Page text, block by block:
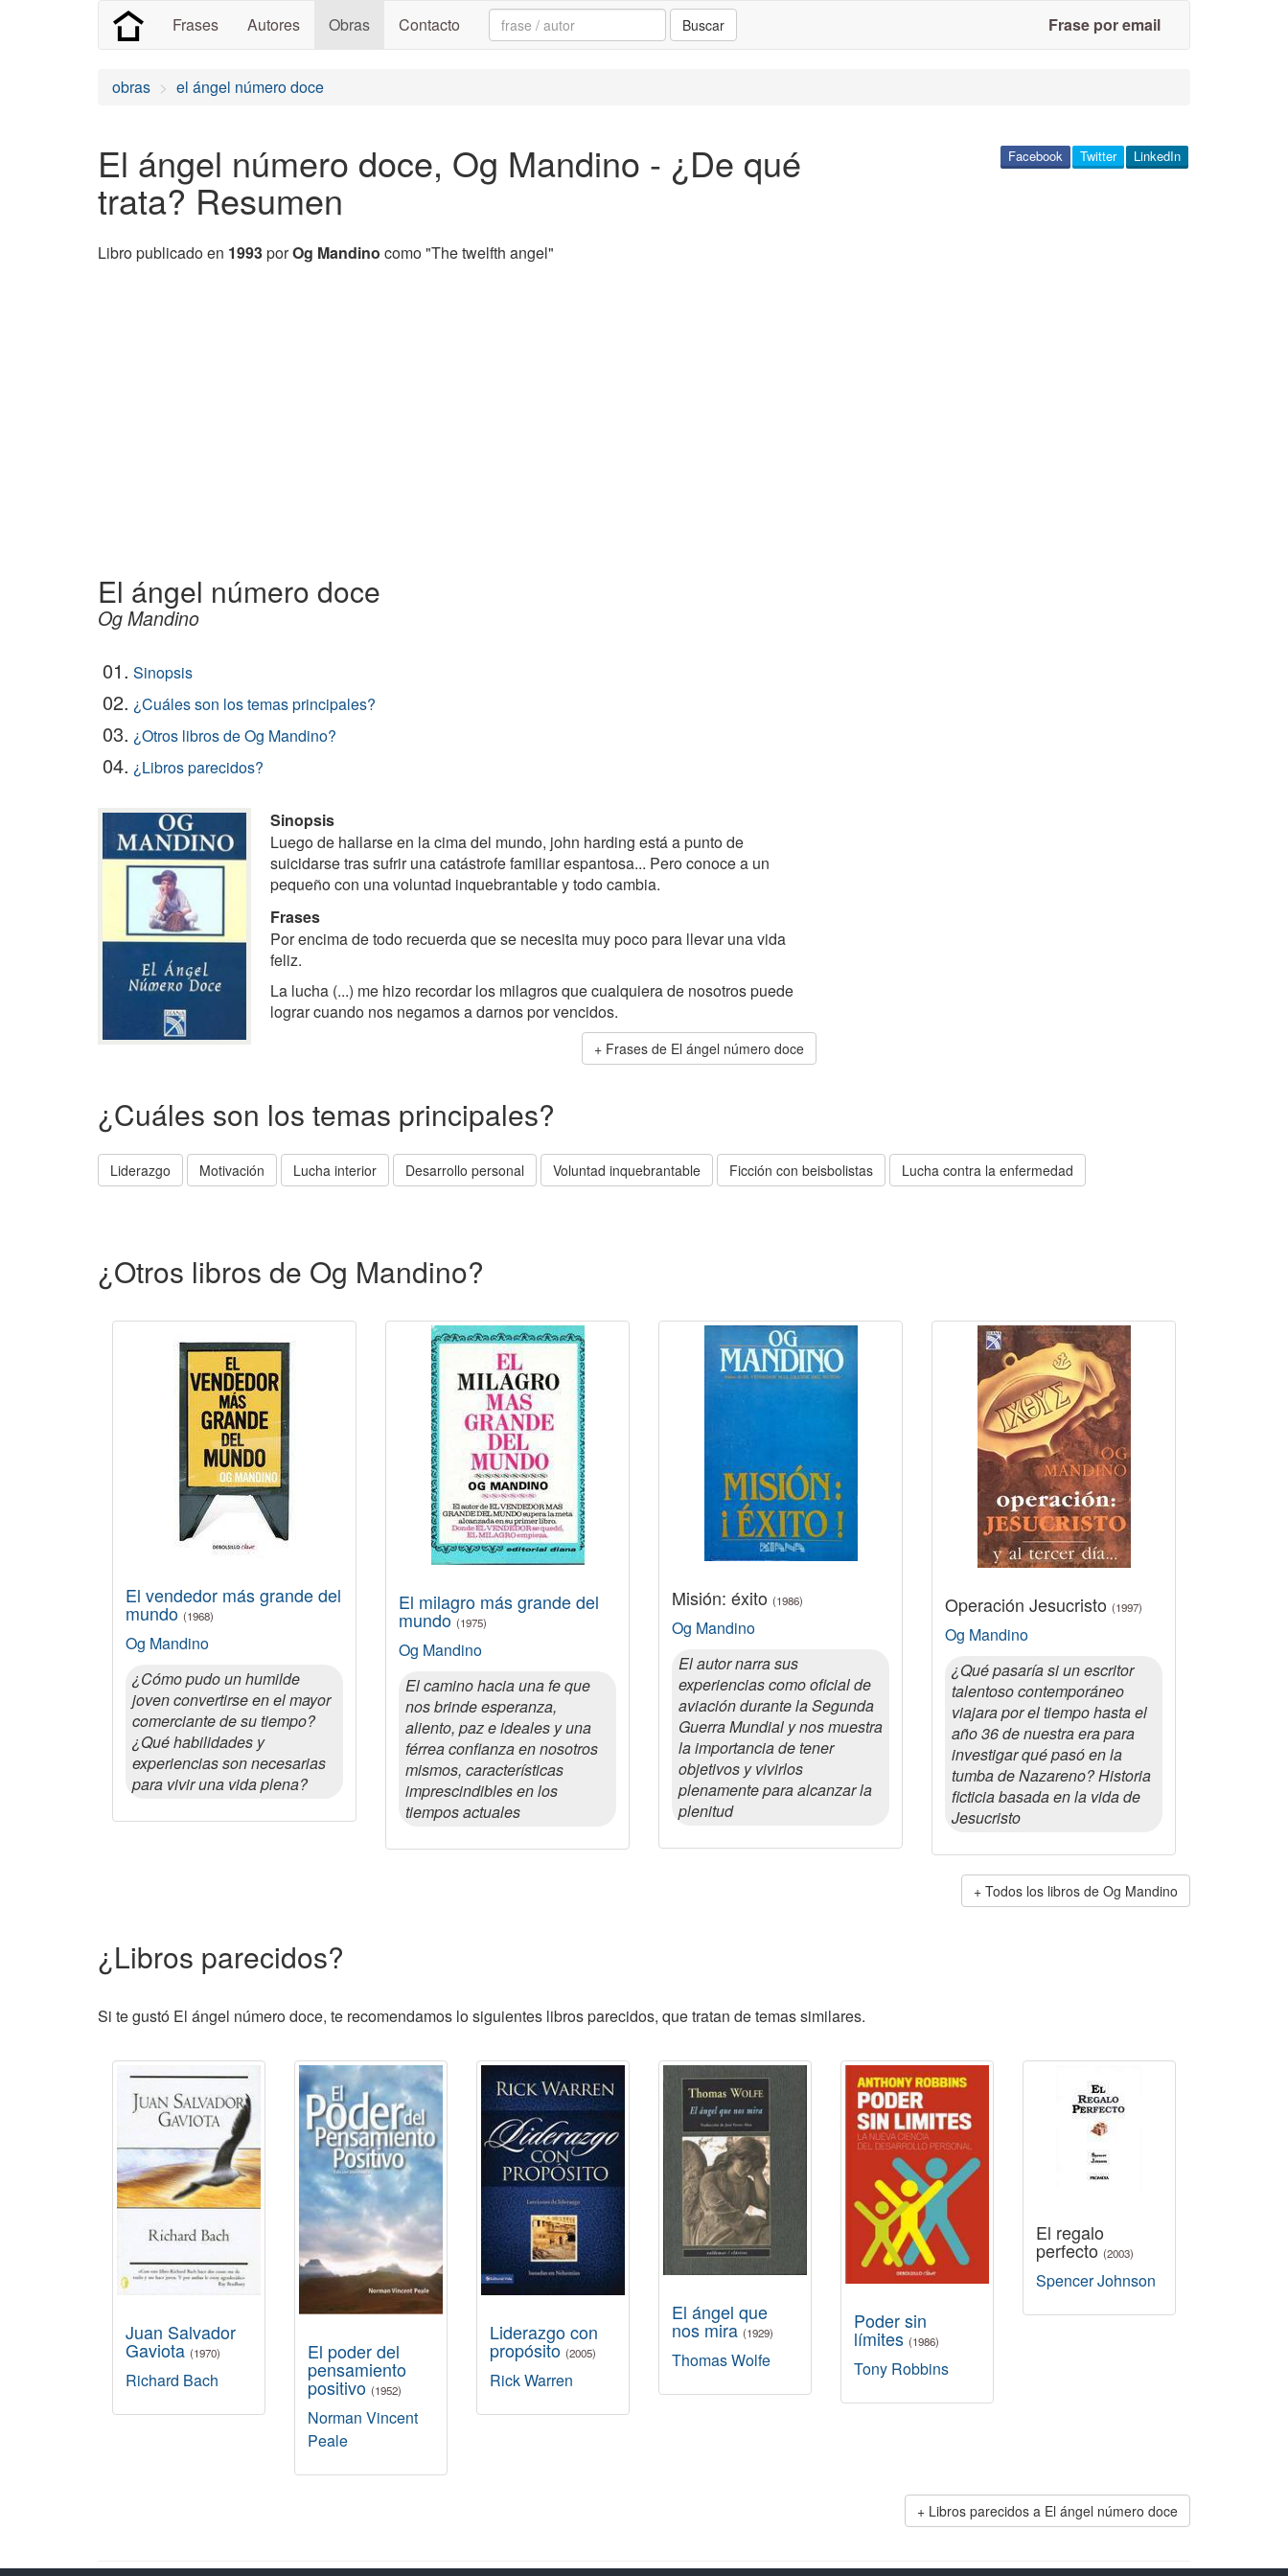
Frases Autores Obras Contacto Search: Buscar Frase por email
obras el ángel número doce
El ángel número doce, Og Mandino - ¿De qué
trata? Resumen
Libro publicado en 1993porOg Mandino como "The twelfth angel"
LinkedIn
Twitter
Facebook
El ángel número doce
Og Mandino
01. Sinopsis
02. ¿Cuáles son los temas principales?
03. ¿Otros libros de Og Mandino?
04. ¿Libros parecidos?
Sinopsis
Luego de hallarse en la cima del mundo, john harding está a punto de
suicidarse tras sufrir una catástrofe familiar espantosa... Pero conoce a un
pequeño con una voluntad inquebrantable y todo cambia.
Frases
Por encima de todo recuerda que se necesita muy poco para llevar una vida
feliz.
La lucha (...) me hizo recordar los milagros que cualquiera de nosotros puede
lograr cuando nos negamos a darnos por vencidos.
Frases de El ángel número doce
¿Cuáles son los temas principales?
Liderazgo Motivación Lucha interior Desarrollo personal Voluntad inquebrantable Ficción con beisbolistas Lucha contra la enfermedad
¿Otros libros de Og Mandino?
El vendedor más grande del
mundo (1968)
Og Mandino
¿Cómo pudo un humilde
joven convertirse en el mayor
comerciante de su tiempo?
¿Qué habilidades y
experiencias son necesarias
para vivir una vida plena?
El milagro más grande del
mundo(1975)
Og Mandino
El camino hacia una fe que
nos brinde esperanza,
aliento, paz e ideales y una
férrea confianza en nosotros
mismos, características
imprescindibles en los
tiempos actuales
Misión: éxito (1986)
Og Mandino
El autor narra sus
experiencias como oficial de
aviación durante la Segunda
Guerra Mundial y nos muestra
la importancia de tener
objetivos y vivirlos
plenamente para alcanzar la
plenitud
Operación Jesucristo (1997)
Og Mandino
¿Qué pasaría si un escritor
talentoso contemporáneo
viajara por el tiempo hasta el
año 36 de nuestra era para
investigar qué pasó en la
tumba de Nazareno? Historia
ficticia basada en la vida de
Jesucristo
Todos los libros de Og Mandino
¿Libros parecidos?
Si te gustó El ángel número doce, te recomendamos lo siguientes libros parecidos, que tratan de temas similares.
Juan Salvador
Gaviota (1970)
Richard Bach
El poder del
pensamiento
positivo (1952)
Norman Vincent
Peale
Liderazgo con
propósito (2005)
Rick Warren
El ángel que
nos mira (1929)
Thomas Wolfe
Poder sin
límites (1986)
Tony Robbins
El regalo
perfecto (2003)
Spencer Johnson
Libros parecidos a El ángel número doce